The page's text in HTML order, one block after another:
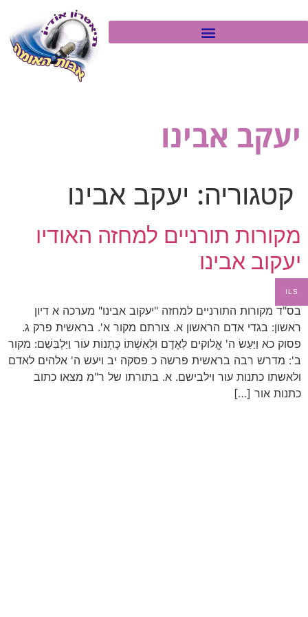
יעקב אבינו
קטגוריה: יעקב אבינו
מקורות תורניים למחזה האודיו
יעקוב אבינו
בס"ד מקורות התורניים למחזה "יעקוב אבינו" מערכה א דיון
ראשון: בגדי אדם הראשון א. צורתם מקור א'. בראשית פרק ג.
פסוק כא וַיַּעַשׂ ה' אֱלוקים לְאָדָם וּלְאִשְׁתּוֹ כָּתְנוֹת עוֹר וַיַּלְבִּשֵׁם: מקור
ב': מדרש רבה בראשית פרשה כ פסקה יב ויעש ה' אלהים לאדם
ולאשתו כתנות עור וילבישם. א. בתורתו של ר"מ מצאו כתוב
כתנות אור […]
ILS